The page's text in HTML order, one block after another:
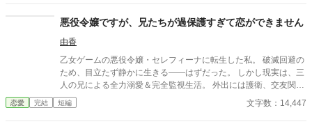
悪役令嬢ですが、兄たちが過保護すぎて恋ができません
由香
乙女ゲームの悪役令嬢・セレフィーナに転生した私。 破滅回避の
ため、目立たず静かに生きる――はずだった。 しかし現実は、三
人の兄による全力溺愛＆完全監視生活。 外出には護衛、交友関係
は管理制、笑顔すら規制対象！？ さらに兄の親友である最強騎
士・カインが護衛として加わり、 静かで誠実な優しさに、次第に
恋愛 完結 短編 文字数：14,447